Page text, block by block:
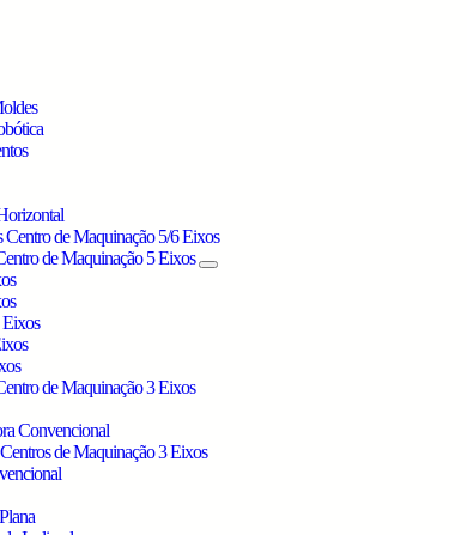
Centro de Maquinação 5/6 Eixos
de Maquinação 5 Eixos
de Maquinação 3 Eixos
Convencional
Centros de Maquinação 3 Eixos